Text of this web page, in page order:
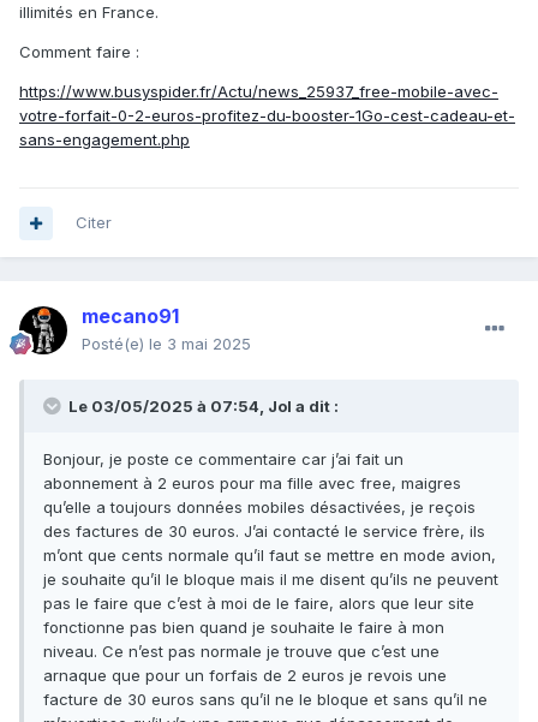
illimités en France.
Comment faire :
https://www.busyspider.fr/Actu/news_25937_free-mobile-avec-
votre-forfait-0-2-euros-profitez-du-booster-1Go-cest-cadeau-et-
sans-engagement.php
Citer
mecano91
Posté(e) le 3 mai 2025
Le 03/05/2025 à 07:54, Jol a dit :
Bonjour, je poste ce commentaire car j’ai fait un
abonnement à 2 euros pour ma fille avec free, maigres
qu’elle a toujours données mobiles désactivées, je reçois
des factures de 30 euros. J’ai contacté le service frère, ils
m’ont que cents normale qu’il faut se mettre en mode avion,
je souhaite qu’il le bloque mais il me disent qu’ils ne peuvent
pas le faire que c’est à moi de le faire, alors que leur site
fonctionne pas bien quand je souhaite le faire à mon
niveau. Ce n’est pas normale je trouve que c’est une
arnaque que pour un forfais de 2 euros je revois une
facture de 30 euros sans qu’il ne le bloque et sans qu’il ne